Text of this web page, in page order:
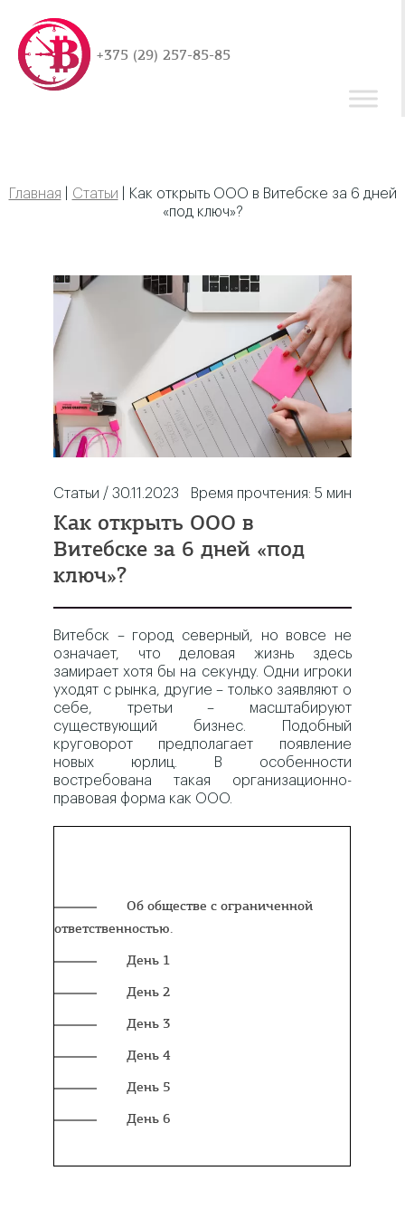
+375 (29) 257-85-85
Главная Статьи
Как открыть ООО в Витебске за 6 дней
«под ключ»?
Статьи / 30.11.2023 Время прочтения: 5 мин
Как открыть ООО в
Витебске за 6 дней «под
ключ»?
Витебск – город северный, но вовсе не
означает, что деловая жизнь здесь
замирает хотя бы на секунду. Одни игроки
уходят с рынка, другие – только заявляют о
себе, третьи – масштабируют
существующий бизнес. Подобный
круговорот предполагает появление
новых юрлиц. В особенности
востребована такая организационно-
правовая форма как ООО.
Об обществе с ограниченной
ответственностью.
День 1
День 2
День 3
День 4
День 5
День 6